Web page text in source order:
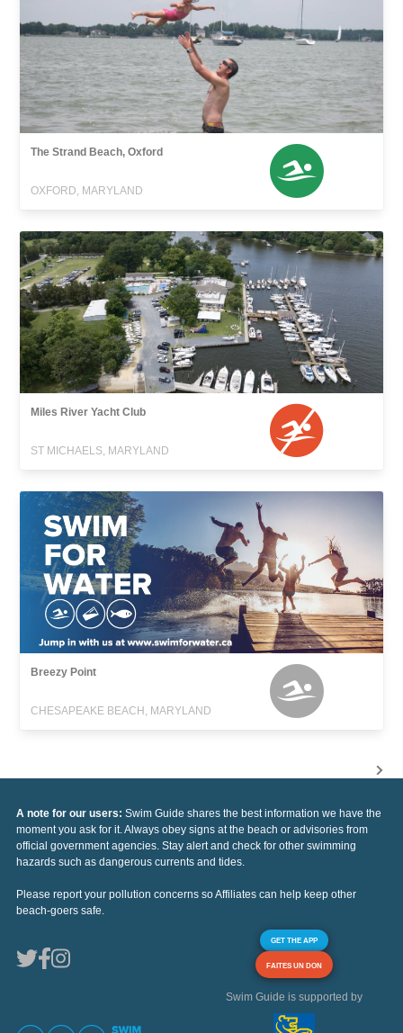
The Strand Beach, Oxford
OXFORD, MARYLAND
Miles River Yacht Club
ST MICHAELS, MARYLAND
Breezy Point
CHESAPEAKE BEACH, MARYLAND
A note for our users: Swim Guide shares the best information we have the
moment you ask for it. Always obey signs at the beach or advisories from
official government agencies. Stay alert and check for other swimming
hazards such as dangerous currents and tides.
Please report your pollution concerns so Affiliates can help keep other
beach-goers safe.
GET THE APP
FAITES UN DON
Swim Guide is supported by